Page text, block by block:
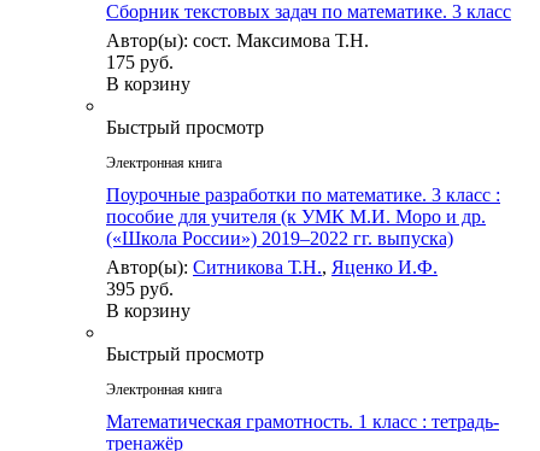
Сборник текстовых задач по математике. 3 класc
Автор(ы): сост. Максимова Т.Н.
175 руб.
В корзину
Быстрый просмотр
Электронная книга
Поурочные разработки по математике. 3 класс :
пособие для учителя (к УМК М.И. Моро и др.
(«Школа России») 2019–2022 гг. выпуска)
Автор(ы): Ситникова Т.Н., Яценко И.Ф.
395 руб.
В корзину
Быстрый просмотр
Электронная книга
Математическая грамотность. 1 класс : тетрадь-
тренажёр